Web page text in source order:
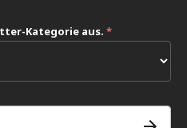
Kategorie aus. *